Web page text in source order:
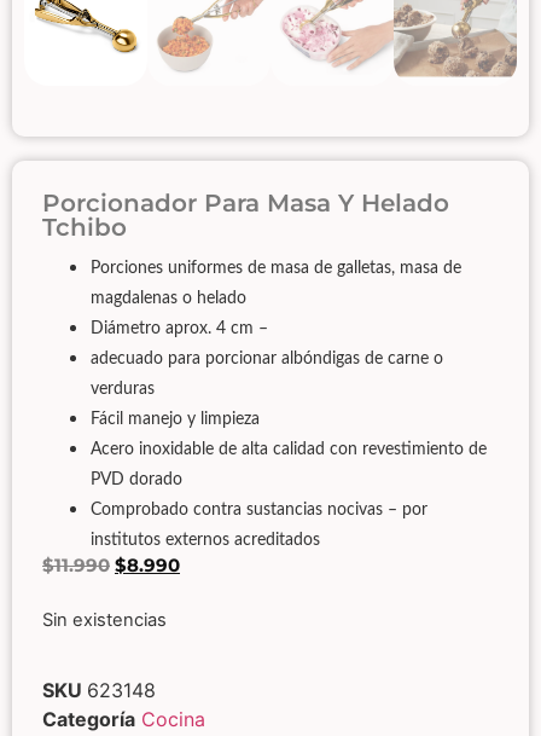
Porcionador Para Masa Y Helado
Tchibo
Porciones uniformes de masa de galletas, masa de
magdalenas o helado
Diámetro aprox. 4 cm –
adecuado para porcionar albóndigas de carne o
verduras
Fácil manejo y limpieza
Acero inoxidable de alta calidad con revestimiento de
PVD dorado
Comprobado contra sustancias nocivas – por
institutos externos acreditados
$11.990 $8.990
Sin existencias
SKU 623148
Categoría Cocina